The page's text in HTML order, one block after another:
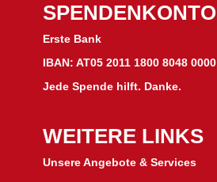
SPENDENKONTO
Erste Bank
IBAN: AT05 2011 1800 8048 0000
Jede Spende hilft. Danke.
WEITERE LINKS
Unsere Angebote & Services